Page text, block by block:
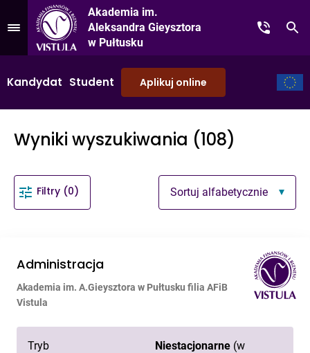
Przejdź do Menu
Akademia im.
Aleksandra Gieysztora
w Pułtusku
Kontakt
Kandydat Student Aplikuj online
Wyniki wyszukiwania (108)
Filtry (0) Sortuj alfabetycznie
Administracja
Akademia im. A.Gieysztora w Pułtusku filia AFiB
Vistula
Tryb Niestacjonarne (w